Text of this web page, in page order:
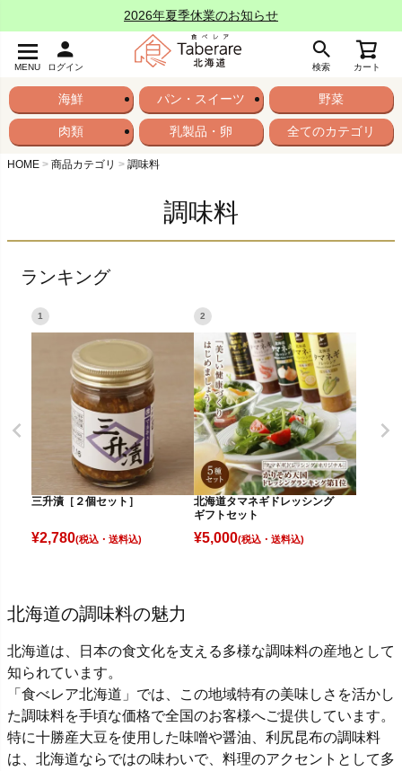
2026年夏季休業のお知らせ
MENU ログイン 検索 カート
海鮮 パン・スイーツ 野菜
肉類 乳製品・卵 全てのカテゴリ
HOME 商品カテゴリ 調味料
調味料
ランキング
1
三升漬［２個セット］
¥2,780(税込)
2
北海道タマネギドレッシング
ギフトセット
¥5,000(税込)
北海道の調味料の魅力
北海道は、日本の食文化を支える多様な調味料の産地として
知られています。
「食べレア北海道」では、この地域特有の美味しさを活かし
た調味料を手頃な価格で全国のお客様へご提供しています。
特に十勝産大豆を使用した味噌や醤油、利尻昆布の調味料
は、北海道ならではの味わいで、料理のアクセントとして多